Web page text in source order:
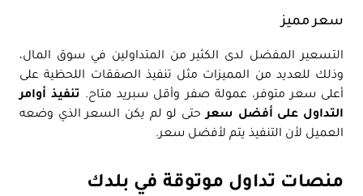
سعر مميز
التسعير المفضل لدى الكثير من المتداولين في سوق المال،
وذلك للعديد من المميزات مثل تنفيذ الصفقات اللحظية على
أعلى سعر متوفر، عمولة صفر وأقل سبريد متاح. تنفيذ أوامر
التداول على أفضل سعر حتى لو لم يكن السعر الذي وضعه
العميل لأن التنفيذ يتم لأفضل سعر.
منصات تداول موثوقة في بلدك